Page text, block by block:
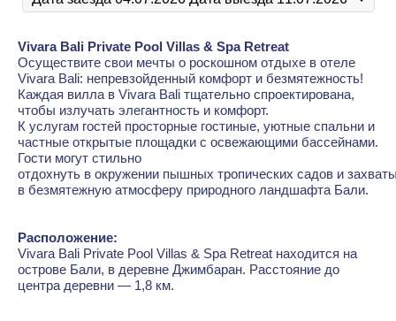
Vivara Bali Private Pool Villas & Spa Retreat
Осуществите свои мечты о роскошном отдыхе в отеле
Vivara Bali: непревзойденный комфорт и безмятежность!
Каждая вилла в Vivara Bali тщательно спроектирована,
чтобы излучать элегантность и комфорт.
К услугам гостей просторные гостиные, уютные спальни и
частные открытые площадки с освежающими бассейнами.
Гости могут стильно
отдохнуть в окружении пышных тропических садов и
в безмятежную атмосферу природного ландшафта Бали.
Расположение:
Vivara Bali Private Pool Villas & Spa Retreat находится на
острове Бали, в деревне Джимбаран. Расстояние до
центра деревни — 1,8 км.